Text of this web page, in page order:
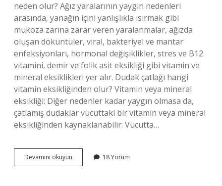
neden olur? Ağız yaralarının yaygın nedenleri
arasında, yanağın içini yanlışlıkla ısırmak gibi
mukoza zarına zarar veren yaralanmalar, ağızda
oluşan döküntüler, viral, bakteriyel ve mantar
enfeksiyonları, hormonal değişiklikler, stres ve B12
vitamini, demir ve folik asit eksikliği gibi vitamin ve
mineral eksiklikleri yer alır. Dudak çatlağı hangi
vitamin eksikliğinden olur? Vitamin veya mineral
eksikliği: Diğer nedenler kadar yaygın olmasa da,
çatlamış dudaklar vücuttaki bir vitamin veya mineral
eksikliğinden kaynaklanabilir. Vücutta…
Devamını okuyun
Yarası
18 Yorum